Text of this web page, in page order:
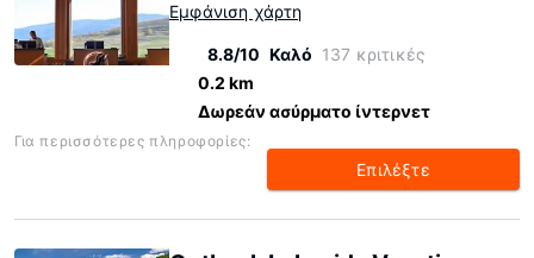
Εμφάνιση χάρτη
8.8/10 Καλό 137 κριτικές
0.2 km
Δωρεάν ασύρματο ίντερνετ
Για περισσότερες πληροφορίες:
Επιλέξτε